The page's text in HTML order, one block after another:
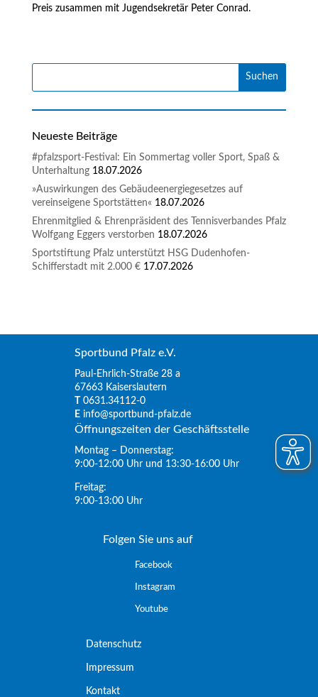
Preis zusammen mit Jugendsekretär Peter Conrad.
Neueste Beiträge
#pfalzsport-Festival: Ein Sommertag voller Sport, Spaß &
Unterhaltung 18.07.2026
»Auswirkungen des Gebäudeenergiegesetzes auf
vereinseigene Sportstätten« 18.07.2026
Ehrenmitglied & Ehrenpräsident des Tennisverbandes Pfalz
Wolfgang Eggers verstorben 18.07.2026
Sportstiftung Pfalz unterstützt HSG Dudenhofen-
Schifferstadt mit 2.000 € 17.07.2026
Sportbund Pfalz e.V.
Paul-Ehrlich-Straße 28 a
67663 Kaiserslautern
0631.34112-0
E info@sportbund-pfalz.de
Öffnungszeiten der Geschäftsstelle
Montag – Donnerstag:
9:00-12:00 Uhr und 13:30-16:00 Uhr
Freitag:
9:00-13:00 Uhr
Folgen Sie uns auf
Facebook
Instagram
Youtube
Datenschutz
Impressum
Kontakt